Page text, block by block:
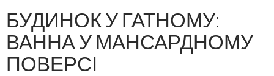
БУДИНОК У ГАТНОМУ:
ВАННА У МАНСАРДНОМУ
ПОВЕРСІ